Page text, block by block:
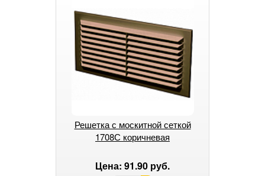
Решетка с москитной сеткой
1708С коричневая
Цена: 91.90 руб.